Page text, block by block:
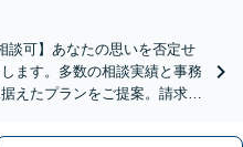
談可】あなたの思いを否定せ
ます。多数の相談実績と事務
えたプランをご提案。請求す